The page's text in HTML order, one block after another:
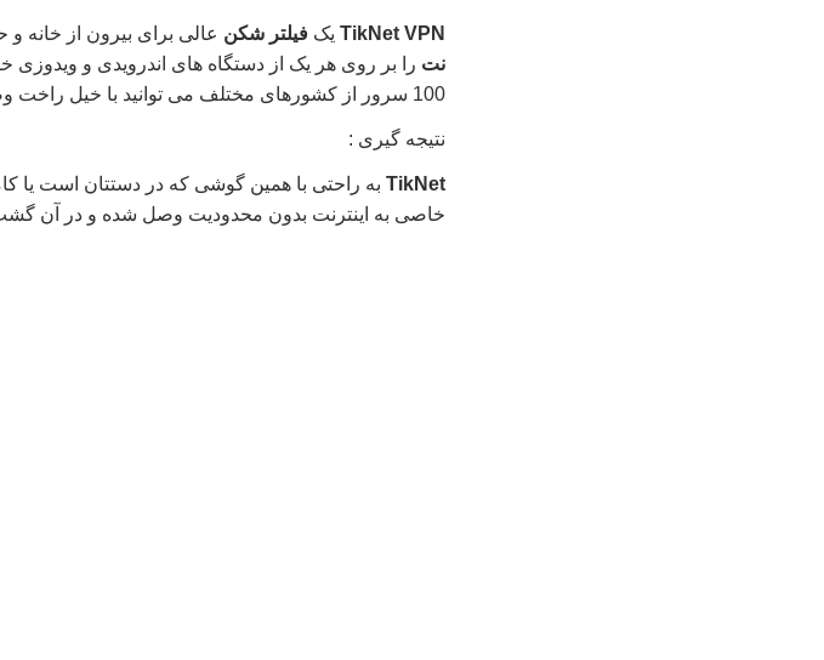
TikNet VPN یک فیلتر شکن عالی برای بیرون از خانه
نت
100 سرور از کشورهای مختلف می توانید با خیل راخت وصل شوید .
نتیجه گیری :
TikNet به راحتی با همین گوشی که در دستتان است یا
خاصی به اینترنت بدون محدودیت وصل شده و در آن گشت و